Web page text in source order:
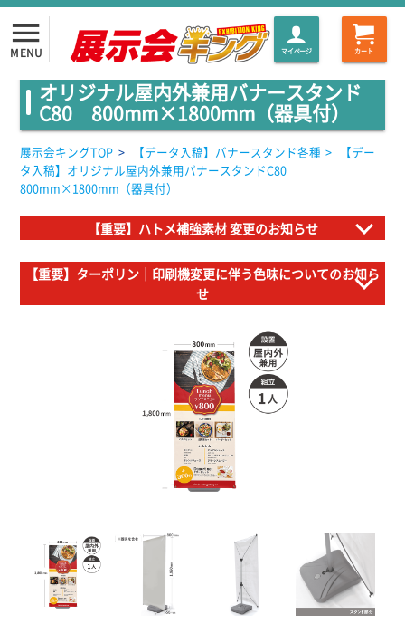
menu
MENU マイページ カート
オリジナル屋内外兼用バナースタンド
C80 800mm×1800mm（器具付）
展示会キングTOP > 【データ入稿】バナースタンド各種 >
【デー
タ入稿】オリジナル屋内外兼用バナースタンドC80
800mm×1800mm（器具付）
【重要】ハトメ補強素材 変更のお知らせ
【重要】ターポリン｜印刷機変更に伴う色味についてのお知ら
せ